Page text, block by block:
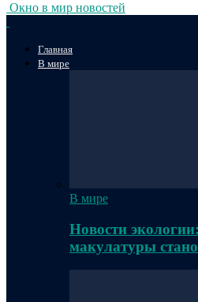
Окно в мир новостей
Главная
В мире
В мире
Новости
макулатуры